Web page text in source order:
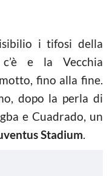
i tifosi della
c’è e la Vecchia
fino alla fine.
dopo la perla di
e Cuadrado, un
Stadium.